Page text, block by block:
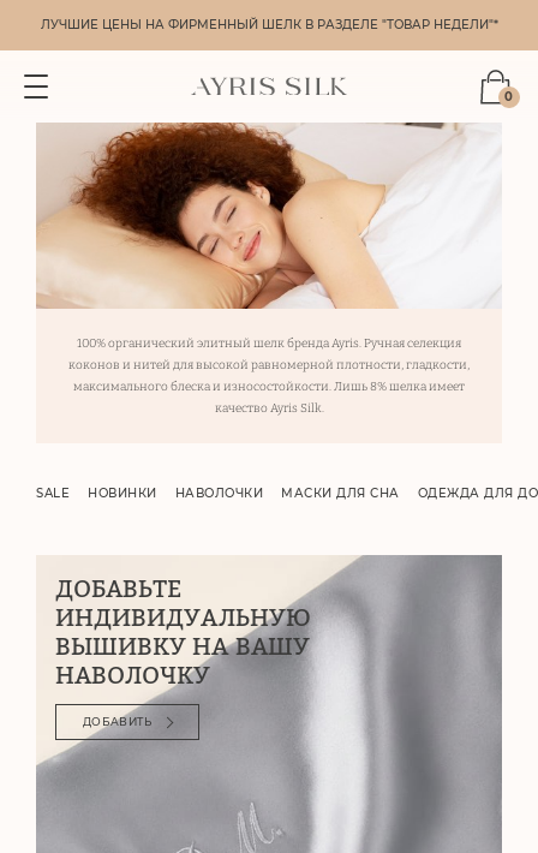
ЛУЧШИЕ ЦЕНЫ НА ФИРМЕННЫЙ ШЕЛК В РАЗДЕЛЕ "ТОВАР НЕДЕЛИ"*
0
100% органический элитный шелк бренда Ayris. Ручная селекция
коконов и нитей для высокой равномерной плотности, гладкости,
максимального блеска и износостойкости. Лишь 8% шелка имеет
качество Ayris Silk.
SALE НОВИНКИ НАВОЛОЧКИ МАСКИ ДЛЯ СНА ОДЕЖДА ДЛЯ
ДОБАВЬТЕ
ИНДИВИДУАЛЬНУЮ
ВЫШИВКУ НА ВАШУ
НАВОЛОЧКУ
ДОБАВИТЬ